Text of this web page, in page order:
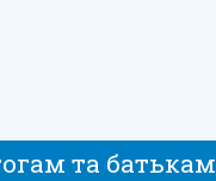
та батькам